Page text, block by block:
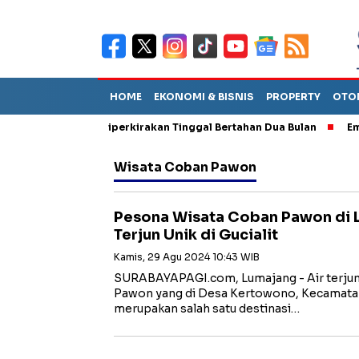
HOME EKONOMI & BISNIS PROPERTY
Sebut TPA Diperkirakan Tinggal Bertahan Dua Bulan
Wisata Coban Pawon
Pesona Wisata Coban Pawon di
Terjun Unik di Gucialit
Kamis, 29 Agu 2024 10:43 WIB
SURABAYAPAGI.com, Lumajang - Air
Pawon yang di Desa Kertowono,
merupakan salah satu destinasi…